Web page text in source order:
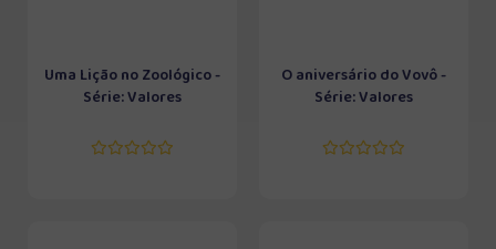
Uma Lição no Zoológico -
Série: Valores
O aniversário do Vovô -
Série: Valores